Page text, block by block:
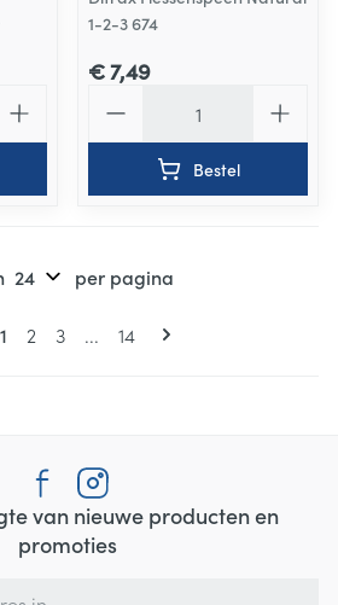
1-2-3 674
€ 7,49
Bestel
Pagina's
U lees momenteel pagina
1 Pagina
2 Pagina
3 ... Pagina
14
per pagina
van nieuwe producten en
promoties